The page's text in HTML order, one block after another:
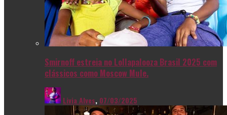
Smirnoff estreia no Lollapalooza Brasil 2025 com
clássicos como Moscow Mule.
Livia Alves, 07/03/2025